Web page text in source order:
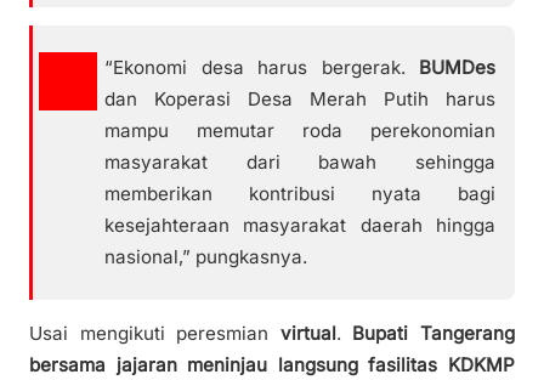
“Ekonomi desa harus bergerak. BUMDes
dan Koperasi Desa Merah Putih harus
mampu memutar roda perekonomian
masyarakat dari bawah sehingga
memberikan kontribusi nyata bagi
kesejahteraan masyarakat daerah hingga
nasional,” pungkasnya.
Usai mengikuti peresmian virtual. Bupati Tangerang
bersama jajaran meninjau langsung fasilitas KDKMP